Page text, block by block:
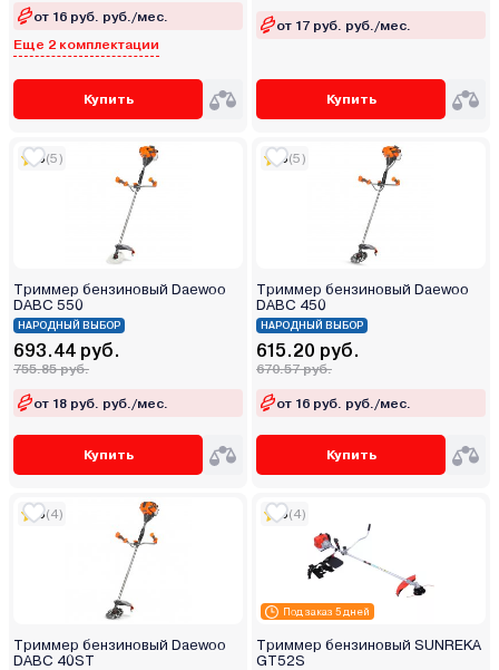
от 16 руб. руб./мес.
Еще 2 комплектации
Купить
от 17 руб. руб./мес.
Купить
5(5)
Триммер бензиновый Daewoo
DABC 550
НАРОДНЫЙ ВЫБОР
693.44 руб.
755.85 руб.
от 18 руб. руб./мес.
Купить
5(5)
Триммер бензиновый Daewoo
DABC 450
НАРОДНЫЙ ВЫБОР
615.20 руб.
670.57 руб.
от 16 руб. руб./мес.
Купить
5(4)
Триммер бензиновый Daewoo
DABC 40ST
Под заказ 5 дней
5(4)
Триммер бензиновый SUNREKA
GT52S